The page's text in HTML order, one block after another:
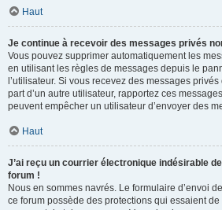
Haut
Je continue à recevoir des messages privés
Vous pouvez supprimer automatiquement les
en utilisant les règles de messages depuis le
l’utilisateur. Si vous recevez des messages
part d’un autre utilisateur, rapportez ces
peuvent empêcher un utilisateur d’envoyer des
Haut
J’ai reçu un courrier électronique indésirable
forum !
Nous en sommes navrés. Le formulaire d’envoi
ce forum possède des protections qui essaient